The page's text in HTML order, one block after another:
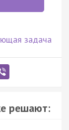
задача
решают: